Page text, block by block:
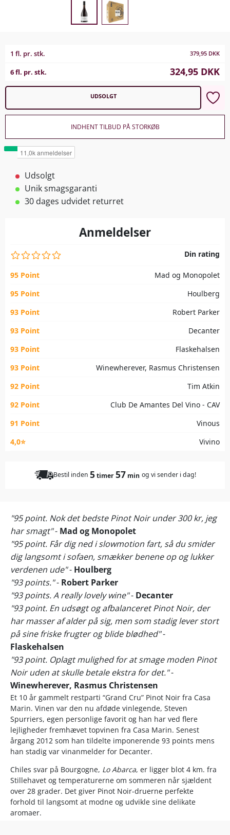
1 fl. pr. stk. 379,95 DKK
6 fl. pr. stk. 324,95 DKK
UDSOLGT
INDHENT TILBUD PÅ STORKØB
Udsolgt
Unik smagsgaranti
30 dages udvidet returret
Anmeldelser
Din rating
95 Point
Mad og Monopolet
95 Point
Houlberg
93 Point
Robert Parker
93 Point
Decanter
93 Point
Flaskehalsen
93 Point
Winewherever, Rasmus Christensen
92 Point
Tim Atkin
92 Point
Club De Amantes Del Vino - CAV
91 Point
Vinous
4,0⭐
Vivino
Bestil inden 5timer57 min og vi sender i dag!
"95 point. Nok det bedste Pinot Noir under 300 kr, jeg
har smagt"- Mad og Monopolet
"95 point. Får dig ned i slowmotion fart, så du smider
dig langsomt i sofaen, smækker benene op og lukker
verdenen ude"- Houlberg
"93 points."- Robert Parker
"93 points. A really lovely wine"- Decanter
"93 point. En udsøgt og afbalanceret Pinot Noir, der
har masser af alder på sig, men som stadig lever stort
på sine friske frugter og blide blødhed"-
Flaskehalsen
"93 point. Oplagt mulighed for at smage moden Pinot
Noir uden at skulle betale ekstra for det."-
Winewherever, Rasmus Christensen
Et 10 år gammelt restparti “Grand Cru” Pinot Noir fra Casa
Marin. Vinen var den nu afdøde vinlegende, Steven
Spurriers, egen personlige favorit og han har ved flere
lejligheder fremhævet topvinen fra Casa Marin. Senest
årgang 2012 som han tildelte imponerende 93 points mens
han stadig var vinanmelder for Decanter.
Chiles svar på Bourgogne, Lo Abarca, er ligger blot 4 km. fra
Stillehavet og temperaturerne om sommeren når sjældent
over 28 grader. Det giver Pinot Noir-druerne perfekte
forhold til langsomt at modne og udvikle sine delikate
aromaer.